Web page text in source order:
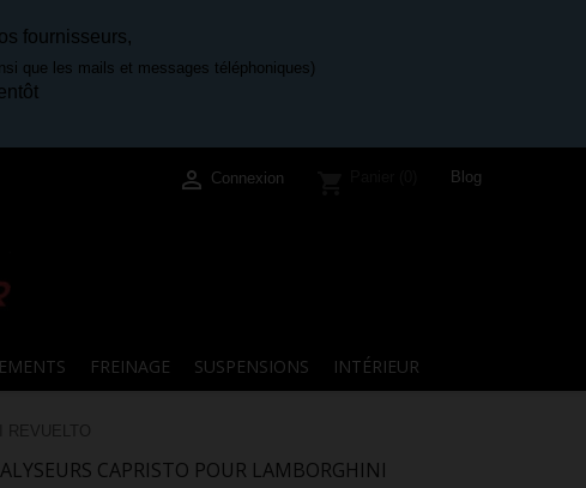
fournisseurs,
que les mails et messages téléphoniques)
 Connexion Blog
FREINAGE SUSPENSIONS INTÉRIEUR
CAPRISTO POUR LAMBORGHINI